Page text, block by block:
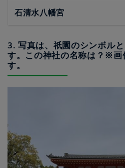
石清水八幡宮
3. 写真は、祇園のシンボル
す。この神社の名称は？※画
す。